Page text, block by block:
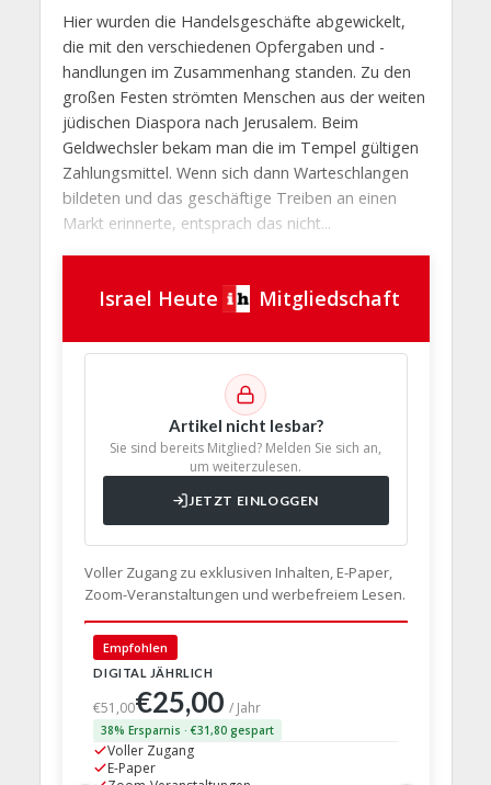
Hier wurden die Handelsgeschäfte abgewickelt,
die mit den verschiedenen Opfergaben und -
handlungen im Zusammenhang standen. Zu den
großen Festen strömten Menschen aus der weiten
jüdischen Diaspora nach Jerusalem. Beim
Geldwechsler bekam man die im Tempel gültigen
Zahlungsmittel. Wenn sich dann Warteschlangen
bildeten und das geschäftige Treiben an einen
Markt erinnerte, entsprach das nicht...
Israel Heute Mitgliedschaft
Artikel nicht lesbar?
Sie sind bereits Mitglied? Melden Sie sich an,
um weiterzulesen.
JETZT EINLOGGEN
Voller Zugang zu exklusiven Inhalten, E-Paper,
Zoom-Veranstaltungen und werbefreiem Lesen.
Empfohlen
DIGITAL JÄHRLICH
€51,00€25,00 / Jahr
38% Ersparnis · €31,80 gespart
Voller Zugang
E-Paper